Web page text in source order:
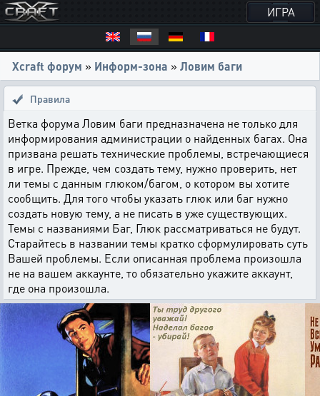
ИГРА
Xcraft форум » Информ-зона » Ловим баги
Правила
Ветка форума Ловим баги предназначена не только для
информирования администрации о найденных багах. Она
призвана решать технические проблемы, встречающиеся
в игре. Прежде, чем создать тему, нужно проверить, нет
ли темы с данным глюком/багом, о котором вы хотите
сообщить. Для того чтобы указать глюк или баг нужно
создать новую тему, а не писать в уже существующих.
Темы с названиями Баг, Глюк рассматриваться не будут.
Старайтесь в названии темы кратко сформулировать суть
Вашей проблемы. Если описанная проблема произошла
не на вашем аккаунте, то обязательно укажите аккаунт,
где она произошла.